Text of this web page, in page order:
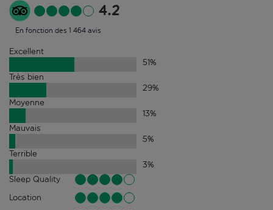
4.2
En fonction des 1 464 avis
Excellent
51%
Très bien
29%
Moyenne
13%
Mauvais
5%
Terrible
3%
Sleep Quality
Location